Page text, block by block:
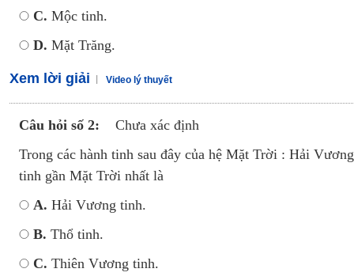
C. Mộc tinh.
D. Mặt Trăng.
Xem lời giải Video lý thuyết
Câu hỏi số 2:
Chưa xác định
Trong các hành tinh sau đây của hệ Mặt Trời : Hải
tinh gần Mặt Trời nhất là
A. Hải Vương tinh.
B. Thổ tinh.
C. Thiên Vương tinh.